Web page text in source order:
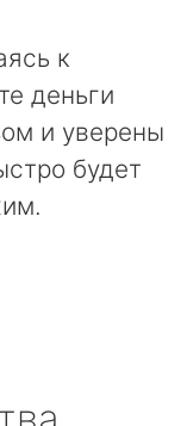
к
деньги
и уверены
будет